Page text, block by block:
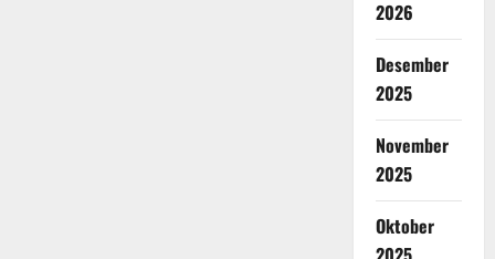
2026
Desember
2025
November
2025
Oktober